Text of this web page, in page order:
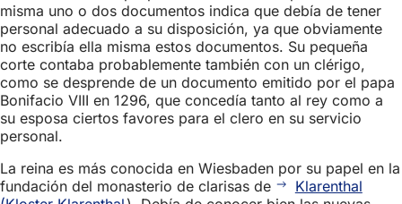
misma uno o dos documentos indica que debía de tener
personal adecuado a su disposición, ya que obviamente
no escribía ella misma estos documentos. Su pequeña
corte contaba probablemente también con un clérigo,
como se desprende de un documento emitido por el papa
Bonifacio VIII en 1296, que concedía tanto al rey como a
su esposa ciertos favores para el clero en su servicio
personal.
La reina es más conocida en Wiesbaden por su papel en la
fundación del monasterio de clarisas de
Klarenthal